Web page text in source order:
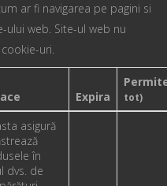
ar fi navigarea pe pagini si
ului web. Site-ul web nu
uri.
Expira tot)
asigură
în
dvs. de